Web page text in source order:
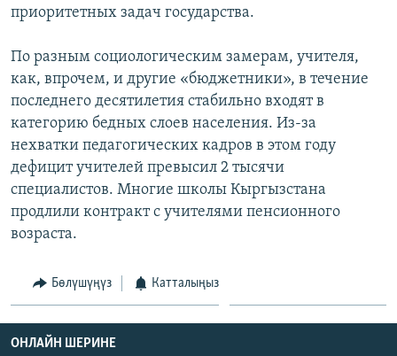
АЗАТТЫК+
ЭЕ/АРнун бардык сайттары
приоритетных задач государства.
По разным социологическим замерам, учителя,
как, впрочем, и другие «бюджетники», в течение
последнего десятилетия стабильно входят в
категорию бедных слоев населения. Из-за
нехватки педагогических кадров в этом году
дефицит учителей превысил 2 тысячи
специалистов. Многие школы Кыргызстана
продлили контракт с учителями пенсионного
возраста.
Бөлүшүңүз Катталыңыз
ОНЛАЙН ШЕРИНЕ